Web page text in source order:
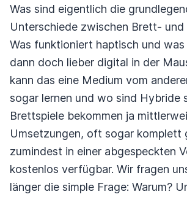
Was sind eigentlich die
Unterschiede zwischen Brett- und
Was funktioniert haptisch und
dann doch lieber digital in der
kann das eine Medium vom
sogar lernen und wo sind Hybride
Brettspiele bekommen ja
Umsetzungen, oft sogar komplett
zumindest in einer abgespeckten
kostenlos verfügbar. Wir fragen
länger die simple Frage: Warum?